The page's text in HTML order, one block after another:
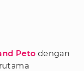
Peto dengan